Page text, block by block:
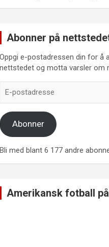
Abonner på
Oppgi e-postadressen din for å
nettstedet og motta varsler om
postadresse
Abonner
Bli med blant 6 177 andre
Amerikansk fotball